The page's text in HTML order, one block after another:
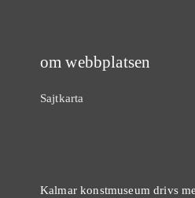
om webbplatsen
Sajtkarta
Kalmar konstmuseum drivs